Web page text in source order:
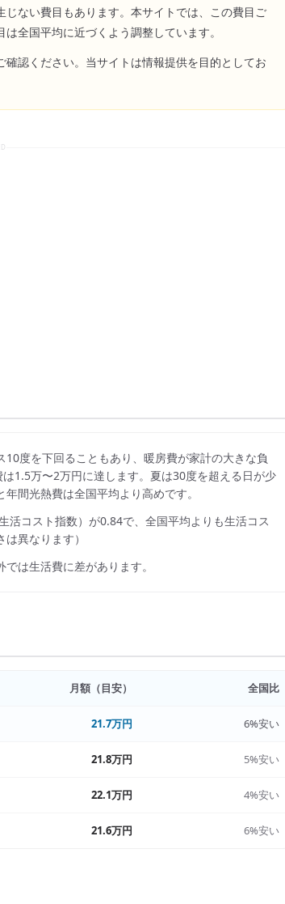
ない費目もあります。本サイトでは、この費目ご
全国平均に近づくよう調整しています。
認ください。当サイトは情報提供を目的としてお
度を下回ることもあり、暖房費が家計の大きな負
1.5万〜2万円に達します。夏は30度を超える日が少
間光熱費は全国平均より高めです。
活コスト指数）が0.84で、 全国平均よりも生活コス
異なります）
は生活費に差があります。
月額（目安） 全国比
21.7万円 6%安い
21.8万円 5%安い
22.1万円 4%安い
21.6万円 6%安い